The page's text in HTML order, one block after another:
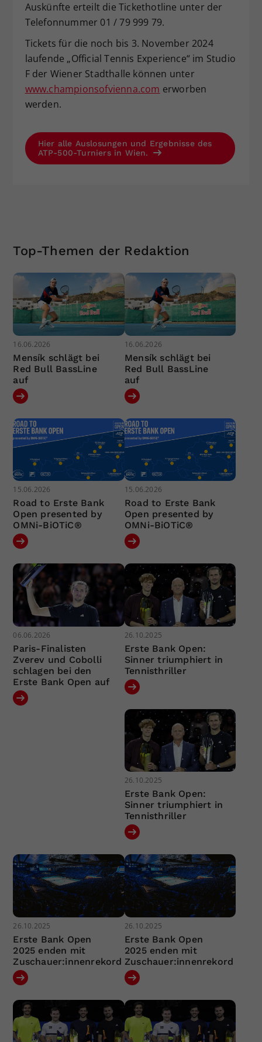
Auskünfte erteilt die Tickethotline unter der
Telefonnummer 01 / 79 999 79.
Tickets für die noch bis 3. November 2024
laufende „Official Tennis Experience“ im Studio
F der Wiener Stadthalle können unter
www.championsofvienna.com erworben
werden.
Hier alle Auslosungen und Ergebnisse des
ATP-500-Turniers in Wien.
Top-Themen der Redaktion
16.06.2026
Mensík schlägt bei
Red Bull BassLine
auf
16.06.2026
Mensík schlägt bei
Red Bull BassLine
auf
15.06.2026
Road to Erste Bank
Open presented by
OMNi-BiOTiC®
15.06.2026
Road to Erste Bank
Open presented by
OMNi-BiOTiC®
06.06.2026
Paris-Finalisten
Zverev und Cobolli
schlagen bei den
Erste Bank Open auf
26.10.2025
Erste Bank Open:
Sinner triumphiert in
Tennisthriller
26.10.2025
Erste Bank Open:
Sinner triumphiert in
Tennisthriller
26.10.2025
Erste Bank Open
2025 enden mit
Zuschauer:innenrekord
26.10.2025
Erste Bank Open
2025 enden mit
Zuschauer:innenrekord